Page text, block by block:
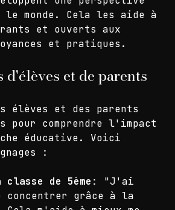
concepts ésotériques,
une perspective
monde. Cela les aide à
et ouverts aux
élèves et des parents
pour comprendre l'impact
éducative. Voici
:
de 5ème: "J'ai